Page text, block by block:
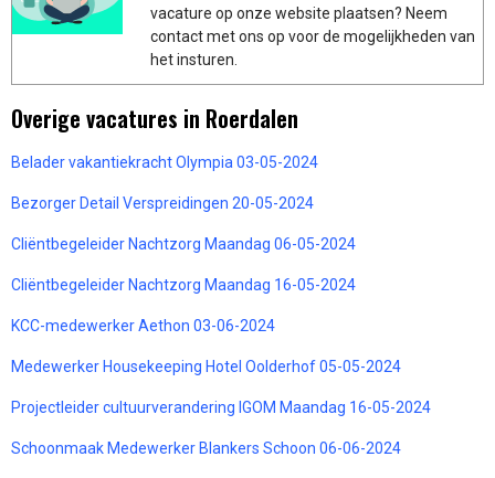
vacature op onze website plaatsen? Neem
contact met ons op voor de mogelijkheden van
het insturen.
Overige vacatures in Roerdalen
Belader vakantiekracht Olympia 03-05-2024
Bezorger Detail Verspreidingen 20-05-2024
Cliëntbegeleider Nachtzorg Maandag 06-05-2024
Cliëntbegeleider Nachtzorg Maandag 16-05-2024
KCC-medewerker Aethon 03-06-2024
Medewerker Housekeeping Hotel Oolderhof 05-05-2024
Projectleider cultuurverandering IGOM Maandag 16-05-2024
Schoonmaak Medewerker Blankers Schoon 06-06-2024